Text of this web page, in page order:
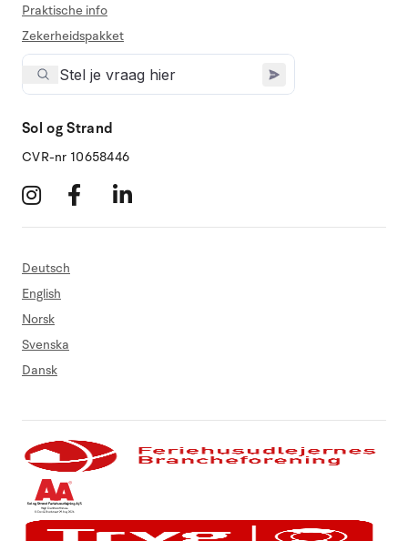
Praktische info
Zekerheidspakket
Sol og Strand
CVR-nr 10658446
Deutsch
English
Norsk
Svenska
Dansk